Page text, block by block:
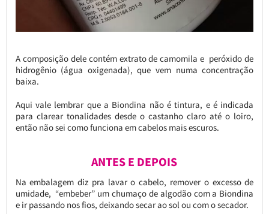
A composição dele contém extrato de camomila e peróxido de
hidrogênio (água oxigenada), que vem numa concentração
baixa.
Aqui vale lembrar que a Biondina não é tintura, e é indicada
para clarear tonalidades desde o castanho claro até o loiro,
então não sei como funciona em cabelos mais escuros.
ANTES E DEPOIS
Na embalagem diz pra lavar o cabelo, remover o excesso de
umidade, “embeber” um chumaço de algodão com a Biondina
e ir passando nos fios, deixando secar ao sol ou com o secador.